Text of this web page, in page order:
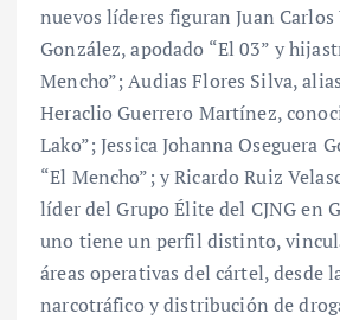
nuevos líderes figuran Juan Carlos
González, apodado “El 03” y
Mencho”; Audias Flores Silva,
Heraclio Guerrero Martínez,
Lako”; Jessica Johanna Oseguera
“El Mencho”; y Ricardo Ruiz
líder del Grupo Élite del CJNG en
uno tiene un perfil distinto,
áreas operativas del cártel, desde
narcotráfico y distribución de